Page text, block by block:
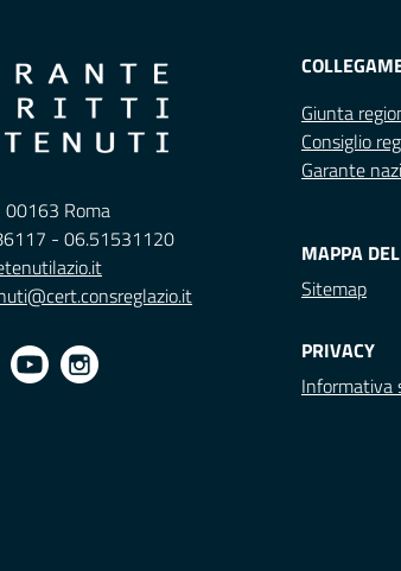
Roma
- 06.51531120
Giunta
Consiglio
Garante
MAPPA
Sitemap
PRIVACY